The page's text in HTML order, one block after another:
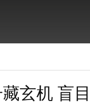
藏玄机 盲